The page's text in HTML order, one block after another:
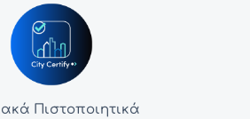
Πιστοποιητικά